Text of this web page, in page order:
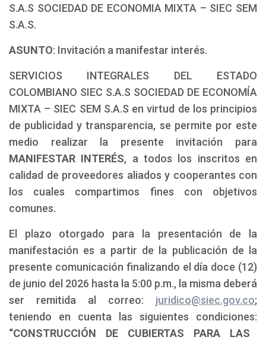
S.A.S SOCIEDAD DE ECONOMIA MIXTA – SIEC SEM
S.A.S.
ASUNTO: Invitación a manifestar interés.
SERVICIOS INTEGRALES DEL ESTADO
COLOMBIANO SIEC S.A.S SOCIEDAD DE ECONOMÍA
MIXTA – SIEC SEM S.A.S en virtud de los principios
de publicidad y transparencia, se permite por este
medio realizar la presente invitación para
MANIFESTAR INTERÉS, a todos los inscritos en
calidad de proveedores aliados y cooperantes con
los cuales compartimos fines con objetivos
comunes.
El plazo otorgado para la presentación de la
manifestación es a partir de la publicación de la
presente comunicación finalizando el día doce (12)
de junio del 2026 hasta la 5:00 p.m., la misma deberá
ser remitida al correo: juridico@siec.gov.co;
teniendo en cuenta las siguientes condiciones:
“CONSTRUCCIÓN DE CUBIERTAS PARA LAS